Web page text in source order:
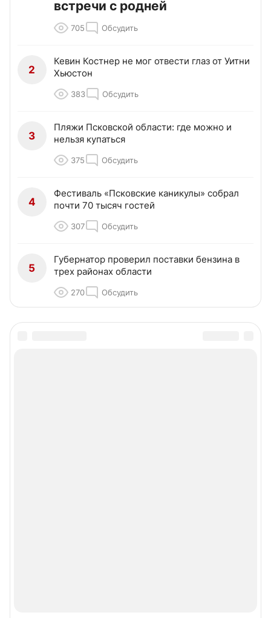
встречи с родней
705 Обсудить
2
Кевин Костнер не мог отвести глаз от Уитни
Хьюстон
383 Обсудить
3
Пляжи Псковской области: где можно и
нельзя купаться
375 Обсудить
4
Фестиваль «Псковские каникулы» собрал
почти 70 тысяч гостей
307 Обсудить
5
Губернатор проверил поставки бензина в
трех районах области
270 Обсудить